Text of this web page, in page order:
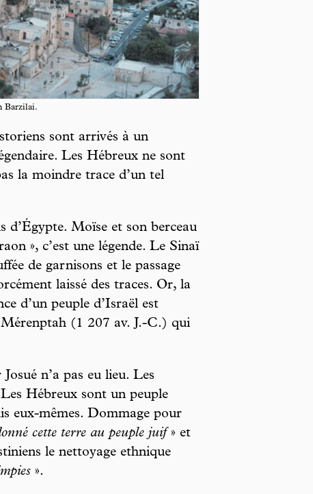
Barzilai.
sont arrivés à un
Les Hébreux ne sont
la moindre trace d’un tel
Moïse et son berceau
», c’est une légende. Le Sinaï
de garnisons et le passage
laissé des traces. Or, la
d’un peuple d’Israël est
(1 207 av. J.-C.) qui
n’a pas eu lieu. Les
Hébreux sont un peuple
eux-mêmes. Dommage pour
cette terre au peuple juif» et
le nettoyage ethnique
».